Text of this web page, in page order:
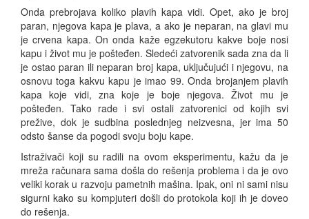
Onda prebrojava koliko plavih kapa vidi. Opet, ako je broj
paran, njegova kapa je plava, a ako je neparan, na glavi mu
je crvena kapa. On onda kaže egzekutoru kakve boje nosi
kapu i život mu je pošteđen. Sledeći zatvorenik sada zna da li
je ostao paran ili neparan broj kapa, uključujući i njegovu, na
osnovu toga kakvu kapu je imao 99. Onda brojanjem plavih
kapa koje vidi, zna koje je boje njegova. Život mu je
pošteđen. Tako rade i svi ostali zatvorenici od kojih svi
prežive, dok je sudbina poslednjeg neizvesna, jer ima 50
odsto šanse da pogodi svoju boju kape.
Istraživači koji su radili na ovom eksperimentu, kažu da je
mreža računara sama došla do rešenja problema i da je ovo
veliki korak u razvoju pametnih mašina. Ipak, oni ni sami nisu
sigurni kako su kompjuteri došli do protokola koji ih je doveo
do rešenja.